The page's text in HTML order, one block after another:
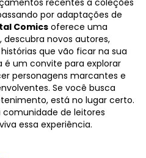
por adaptações de
Comics oferece uma
descubra novos autores,
que vão ficar na sua
é um convite para explorar
personagens marcantes e
Se você busca
está no lugar certo.
de leitores
essa experiência.